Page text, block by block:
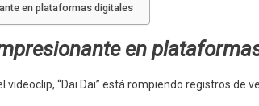
en plataformas digitales
en
videoclip, “Dai Dai” está rompiendo registros de